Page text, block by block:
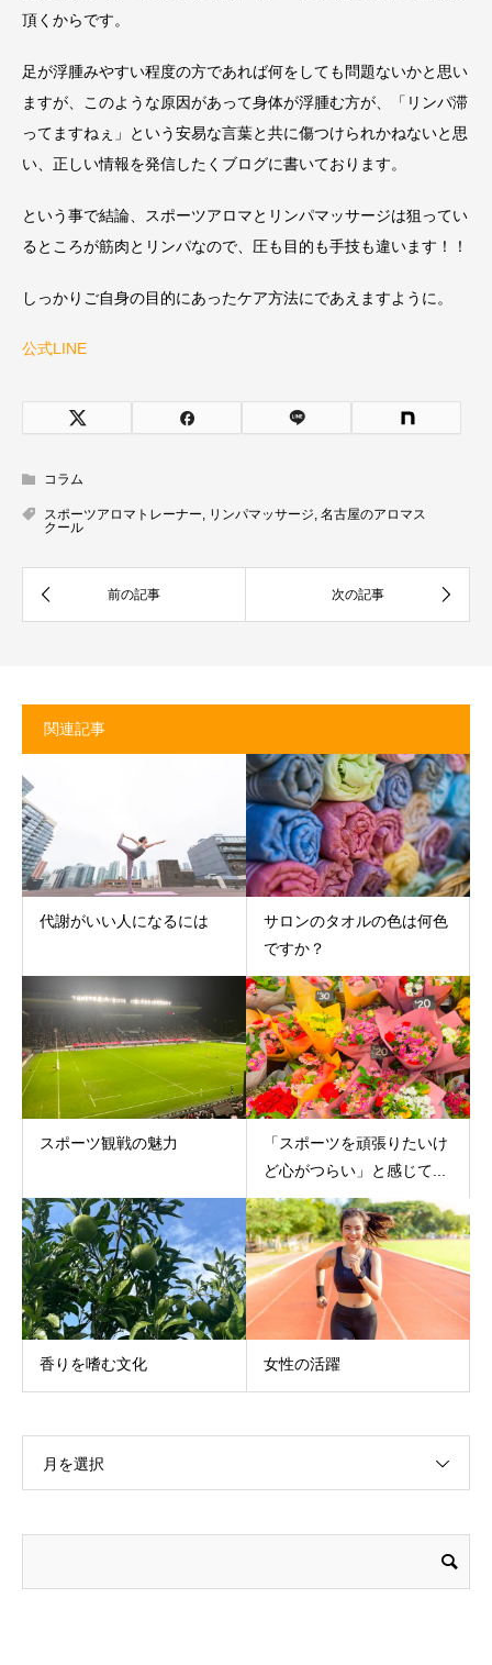
頂くからです。
足が浮腫みやすい程度の方であれば何をしても問題ないかと思い
ますが、このような原因があって身体が浮腫む方が、「リンパ滞
ってますねぇ」という安易な言葉と共に傷つけられかねないと思
い、正しい情報を発信したくブログに書いております。
という事で結論、スポーツアロマとリンパマッサージは狙ってい
るところが筋肉とリンパなので、圧も目的も手技も違います！！
しっかりご自身の目的にあったケア方法にであえますように。
公式LINE
コラム
スポーツアロマトレーナー, リンパマッサージ, 名古屋のアロマス
クール
関連記事
代謝がいい人になるには
サロンのタオルの色は何色
ですか？
スポーツ観戦の魅力
「スポーツを頑張りたいけ
ど心がつらい」と感じて...
香りを嗜む文化 女性の活躍
月を選択